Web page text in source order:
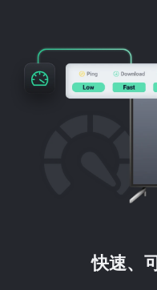
快速、